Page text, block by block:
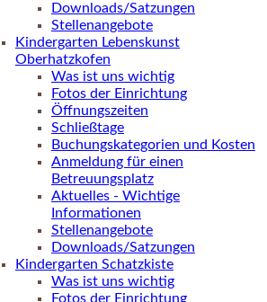
Downloads/Satzungen
Stellenangebote
Kindergarten Lebenskunst
Oberhatzkofen
Was ist uns wichtig
Fotos der Einrichtung
Öffnungszeiten
Schließtage
Buchungskategorien und Kosten
Anmeldung für einen
Betreuungsplatz
Aktuelles - Wichtige
Informationen
Stellenangebote
Downloads/Satzungen
Kindergarten Schatzkiste
Was ist uns wichtig
Fotos der Einrichtung